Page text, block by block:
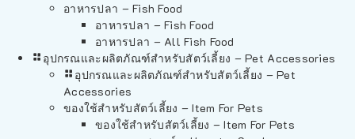
อาหารปลา – Fish Food
อาหารปลา – Fish Food
อาหารปลา – All Fish Food
อุปกรณและผลิตภัณฑ์สำหรับสัตว์เลี้ยง – Pet Accessories
อุปกรณและผลิตภัณฑ์สำหรับสัตว์เลี้ยง – Pet
Accessories
ของใช้สำหรับสัตว์เลี้ยง – Item For Pets
ของใช้สำหรับสัตว์เลี้ยง – Item For Pets